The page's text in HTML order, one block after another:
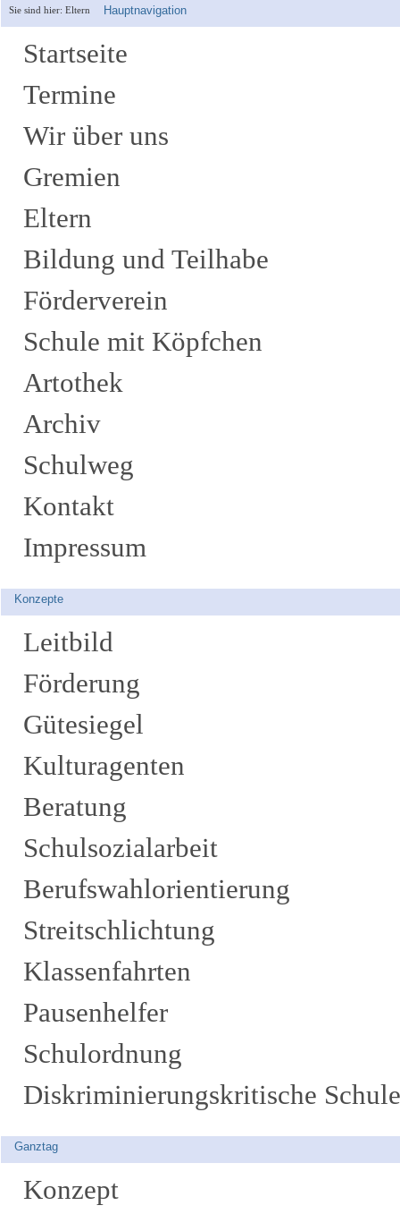
Sie sind hier: Eltern Hauptnavigation
Startseite
Termine
Wir über uns
Gremien
Eltern
Bildung und Teilhabe
Förderverein
Schule mit Köpfchen
Artothek
Archiv
Schulweg
Kontakt
Impressum
Konzepte
Leitbild
Förderung
Gütesiegel
Kulturagenten
Beratung
Schulsozialarbeit
Berufswahlorientierung
Streitschlichtung
Klassenfahrten
Pausenhelfer
Schulordnung
Diskriminierungskritische Schule
Ganztag
Konzept